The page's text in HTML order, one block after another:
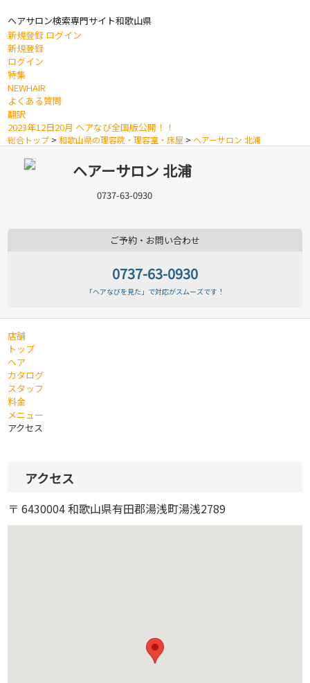
ヘアサロン検索専門サイト和歌山県
新規登録 ログイン
新規登録
ログイン
特集
NEWHAIR
よくある質問
翻訳
2023年12日20月 ヘアなび全国版公開！！
総合トップ >和歌山県の理容院・理容室・床屋 > ヘアーサロン 北浦
ヘアーサロン 北浦
0737-63-0930
ご予約・お問い合わせ
0737-63-0930
「ヘアなびを見た」で対応がスムーズです！
店舗
トップ
ヘア
カタログ
スタッフ
料金
メニュー
アクセス
アクセス
〒 6430004 和歌山県有田郡湯浅町湯浅2789